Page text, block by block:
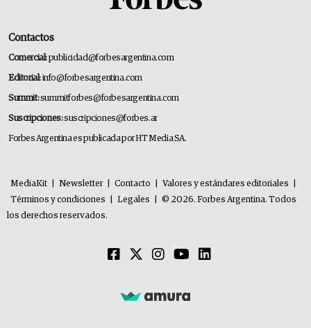
Contactos
Comercial:publicidad@forbesargentina.com
Editorial:info@forbesargentina.com
Summit:summitforbes@forbesargentina.com
Suscripciones:suscripciones@forbes.ar
Forbes Argentina es publicada por HT Media SA.
MediaKit Newsletter Contacto Valores y estándares editoriales
Términos y condiciones
Legales
© 2026. Forbes Argentina. Todos
los derechos reservados.